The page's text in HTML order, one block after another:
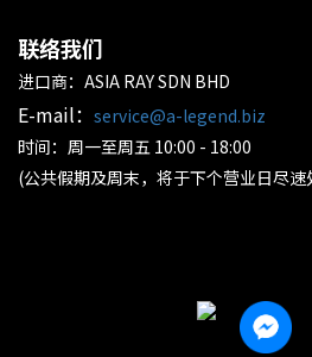
联络我们
进口商：ASIA RAY SDN BHD
E-mail： service@a-legend.biz
时间：周一至周五 10:00 - 18:00
(公共假期及周末，将于下个营业日尽速